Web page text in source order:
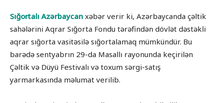
Sığortalı Azərbaycan xəbər verir ki, Azərbaycanda çəltik
sahələrini Aqrar Sığorta Fondu tərəfindən dövlət dəstəkli
aqrar sığorta vasitəsilə sığortalamaq mümkündür. Bu
barədə sentyabrın 29-da Masallı rayonunda keçirilən
Çəltik və Düyü Festivalı və toxum sərgi-satış
yarmarkasında məlumat verilib.